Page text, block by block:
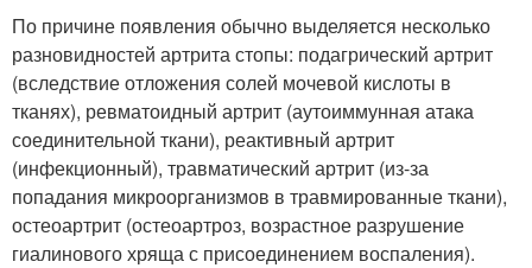
По причине появления обычно выделяется несколько
разновидностей артрита стопы: подагрический артрит
(вследствие отложения солей мочевой кислоты в
тканях), ревматоидный артрит (аутоиммунная атака
соединительной ткани), реактивный артрит
(инфекционный), травматический артрит (из-за
попадания микроорганизмов в травмированные ткани),
остеоартрит (остеоартроз, возрастное разрушение
гиалинового хряща с присоединением воспаления).